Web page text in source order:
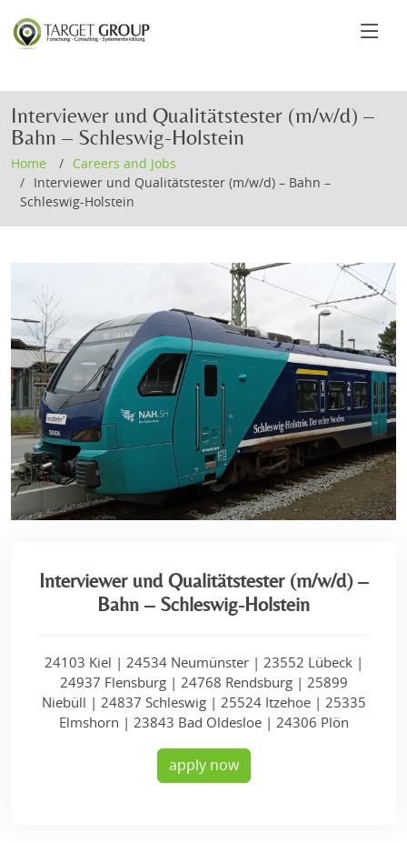
Interviewer und Qualitätstester (m/w/d) –
Bahn – Schleswig-Holstein
Home
Careers and Jobs
Interviewer und Qualitätstester (m/w/d) – Bahn –
Schleswig-Holstein
Interviewer und Qualitätstester (m/w/d) –
Bahn – Schleswig-Holstein
24103 Kiel | 24534 Neumünster | 23552 Lübeck |
24937 Flensburg | 24768 Rendsburg | 25899
Niebüll | 24837 Schleswig | 25524 Itzehoe | 25335
Elmshorn | 23843 Bad Oldesloe | 24306 Plön
apply now